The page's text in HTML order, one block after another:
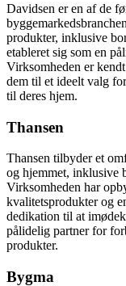
Davidsen er en af de
produkter, inklusive
etableret sig som en
Virksomheden er
dem til et ideelt valg
til deres hjem.
Thansen
Thansen tilbyder et
og hjemmet, inklusive
Virksomheden har
kvalitetsprodukter og
dedikation til at
pålidelig partner for
produkter.
Bygma